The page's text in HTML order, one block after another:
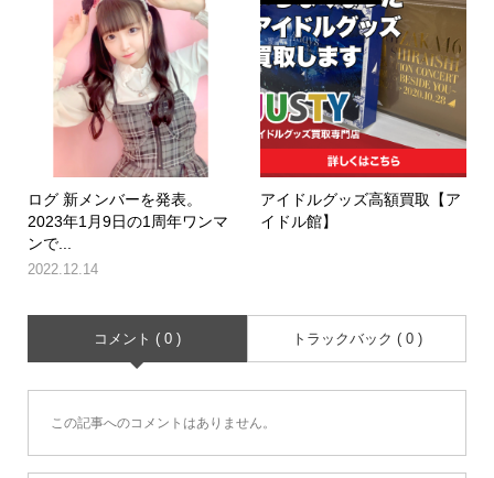
ログ 新メンバーを発表。
2023年1月9日の1周年ワンマ
ンで...
2022.12.14
アイドルグッズ高額買取【ア
イドル館】
コメント ( 0 ) トラックバック ( 0 )
この記事へのコメントはありません。